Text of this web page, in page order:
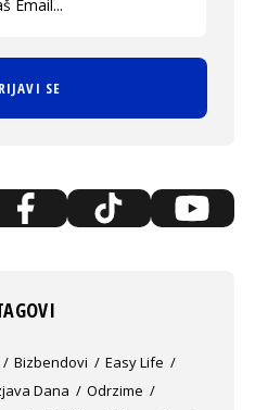
SE
Bizbendovi
Easy Life
Dana
Odrzime